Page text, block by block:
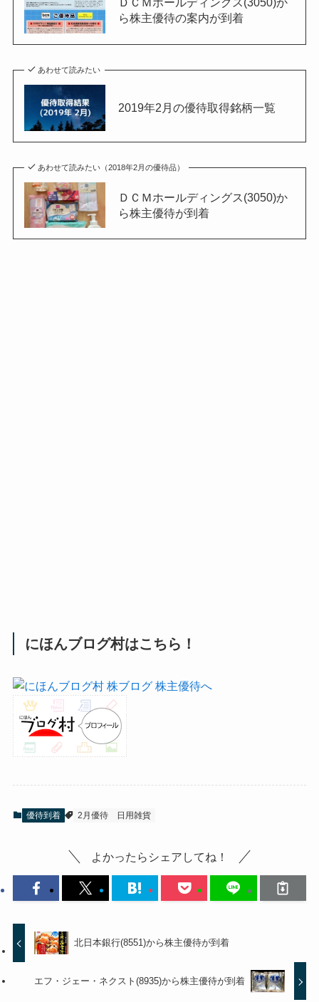
ら株主優待の案内が到着
あわせて読みたい
2019年2月の優待取得銘柄一覧
あわせて読みたい（2018年2月の優待品）
ＤＣＭホールディングス(3050)か
ら株主優待が到着
にほんブログ村はこちら！
優待到着 2月優待 日用雑貨
よかったらシェアしてね！
北日本銀行(8551)から株主優待が到着
エフ・ジェー・ネクスト(8935)から株主優待が到着